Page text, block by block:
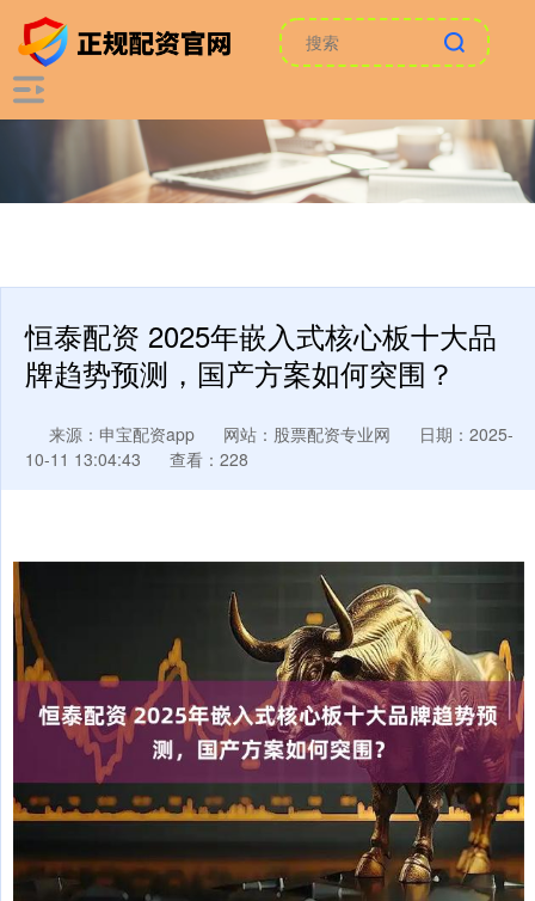
恒泰配资 2025年嵌入式核心板十大品
牌趋势预测，国产方案如何突围？
来源：申宝配资app 网站：股票配资专业网
日期：2025-
10-11 13:04:43
查看：228